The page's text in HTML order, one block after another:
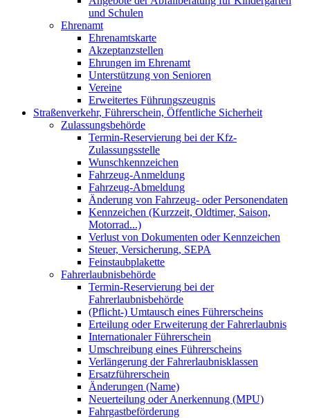
und Schulen
Ehrenamt
Ehrenamtskarte
Akzeptanzstellen
Ehrungen im Ehrenamt
Unterstützung von Senioren
Vereine
Erweitertes Führungszeugnis
Straßenverkehr, Führerschein, Öffentliche Sicherheit
Zulassungsbehörde
Termin-Reservierung bei der Kfz-
Zulassungsstelle
Wunschkennzeichen
Fahrzeug-Anmeldung
Fahrzeug-Abmeldung
Änderung von Fahrzeug- oder Personendaten
Kennzeichen (Kurzzeit, Oldtimer, Saison,
Motorrad...)
Verlust von Dokumenten oder Kennzeichen
Steuer, Versicherung, SEPA
Feinstaubplakette
Fahrerlaubnisbehörde
Termin-Reservierung bei der
Fahrerlaubnisbehörde
(Pflicht-) Umtausch eines Führerscheins
Erteilung oder Erweiterung der Fahrerlaubnis
Internationaler Führerschein
Umschreibung eines Führerscheins
Verlängerung der Fahrerlaubnisklassen
Ersatzführerschein
Änderungen (Name)
Neuerteilung oder Anerkennung (MPU)
Fahrgastbeförderung